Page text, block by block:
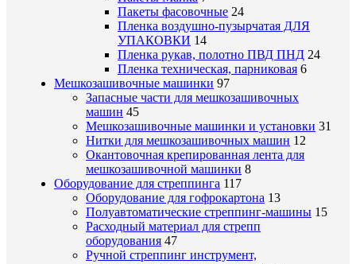
Пакеты фасовочные 24
Пленка воздушно-пузырчатая ДЛЯ
УПАКОВКИ 14
Пленка рукав, полотно ПВД ПНД 24
Пленка техническая, парниковая 6
Мешкозашивочные машинки 97
Запасные части для мешкозашивочных
машин 45
Мешкозашивочные машинки и установки 31
Нитки для мешкозашивочных машин 12
Окантовочная крепированная лента для
мешкозашивочной машинки 8
Оборудование для стреппинга 117
Оборудование для гофрокартона 13
Полуавтоматические стреппинг-машины 15
Расходный материал для стрепп
оборудования 47
Ручной стреппинг инструмент,